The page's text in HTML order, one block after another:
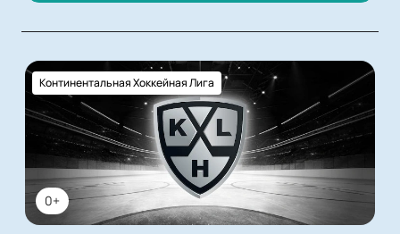
0+
Континентальная Хоккейная Лига